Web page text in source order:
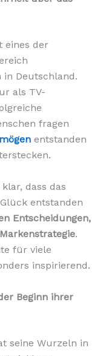
eines der
Deutschland.
als TV-
fragen
entstanden
dass das
entstanden
Entscheidungen,
.
für viele
inspirierend.
Beginn ihrer
seine Wurzeln in